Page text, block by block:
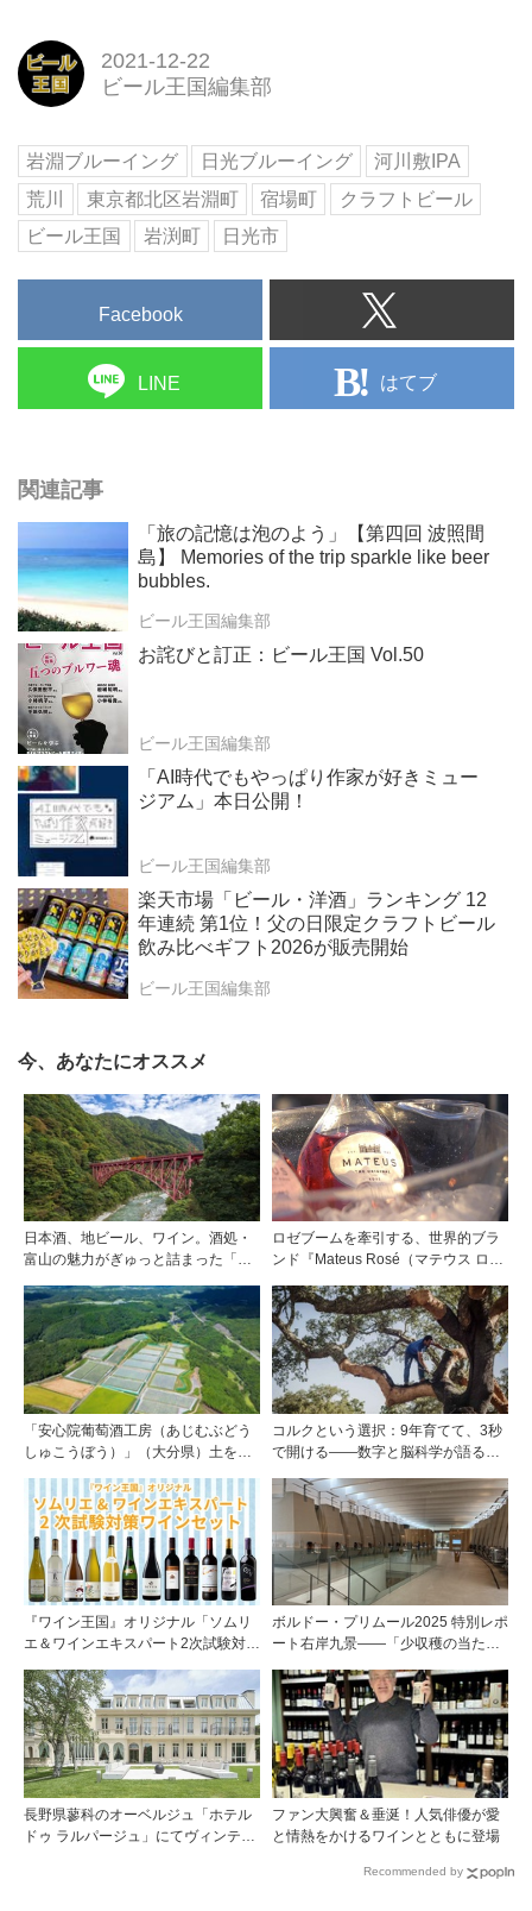
2021-12-22
ビール王国編集部
岩淵ブルーイング 日光ブルーイング
河川敷IPA
荒川
東京都北区岩淵町 宿場町
クラフトビール
ビール王国
岩渕町 日光市
Facebook
LINE はてブ
関連記事
「旅の記憶は泡のよう」【第四回 波照間
島】 Memories of the trip sparkle like beer
bubbles.
ビール王国編集部
お詫びと訂正：ビール王国 Vol.50
ビール王国編集部
「AI時代でもやっぱり作家が好きミュー
ジアム」本日公開！
ビール王国編集部
楽天市場「ビール・洋酒」ランキング 12
年連続 第1位！父の日限定クラフトビール
飲み比べギフト2026が販売開始
ビール王国編集部
今、あなたにオススメ
日本酒、地ビール、ワイン。酒処・
富山の魅力がぎゅっと詰まった「黒
ロゼブームを牽引する、世界的ブラ
ンド『Mateus Rosé（マテウス ロ
「安心院葡萄酒工房（あじむぶどう
しゅこうぼう）」（大分県）土を作
ワインに実を結ぶ
コルクという選択：9年育てて、3秒
で開ける——数字と脳科学が語る栓
『ワイン王国』オリジナル「ソムリ
エ＆ワインエキスパート2次試験対策
ボルドー・プリムール2025 特別レポ
ート右岸九景――「少収穫の当たり
ンテミリオン 有力9シャトー訪問記
長野県蓼科のオーベルジュ「ホテル
ドゥ ラルパージュ」にてヴィンテー
ファン大興奮＆垂涎！人気俳優が愛
と情熱をかけるワインとともに登場
Recommended by